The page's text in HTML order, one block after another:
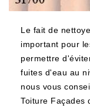
Le fait de
important pour
permettre
fuites d'eau au
nous vous
Toiture Façades